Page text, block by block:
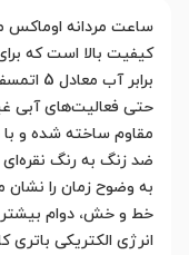
کیفیت بالا است که
برابر
حتی فعالیت‌های آبی
مقاوم ساخته شده و با
ضد زنگ به رنگ
به وضوح زمان را نشان
خط و خش، دوام بیشتری
انرژی الکتریکی